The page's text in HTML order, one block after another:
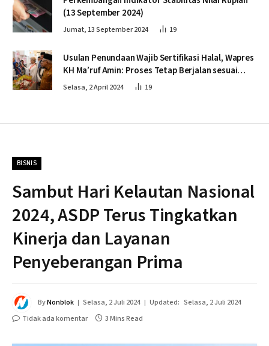
(13 September 2024)
Jumat, 13 September 2024 19
Usulan Penundaan Wajib Sertifikasi Halal, Wapres
KH Ma’ruf Amin: Proses Tetap Berjalan sesuai
Penahapan
Selasa, 2 April 2024 19
BISNIS
Sambut Hari Kelautan Nasional
2024, ASDP Terus Tingkatkan
Kinerja dan Layanan
Penyeberangan Prima
ByNonblok Selasa, 2 Juli 2024 Updated: Selasa, 2 Juli 2024
Tidak ada komentar
3 Mins Read